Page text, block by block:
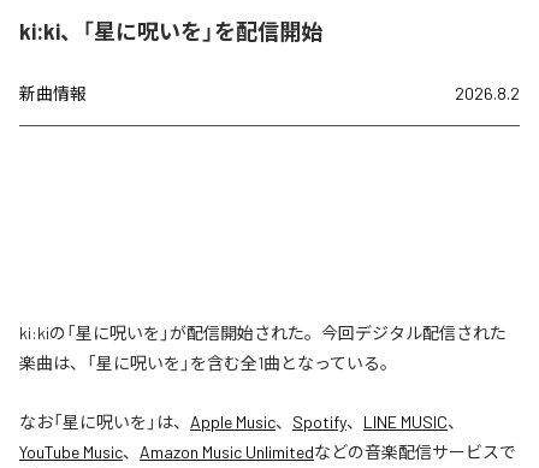
ki:ki、「星に呪いを」を配信開始
新曲情報 2026.8.2
ki:kiの「星に呪いを」が配信開始された。今回デジタル配信された
楽曲は、「星に呪いを」を含む全1曲となっている。
なお「星に呪いを 」は、 Apple Music、 Spotify、 LINE MUSIC、
YouTube Music、 Amazon Music Unlimitedなどの音楽配信サービスで